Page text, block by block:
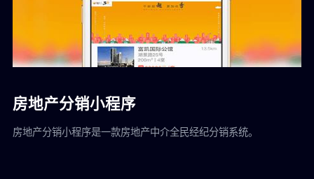
房地产分销小程序
房地产分销小程序是一款房地产中介全民经纪分销系统。